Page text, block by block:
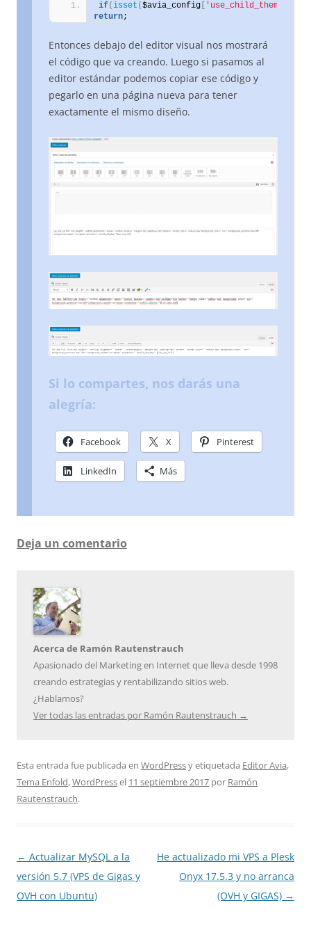
if(isset ($avia_config
return;
Entonces debajo del editor visual nos mostrará
el código que va creando. Luego si pasamos al
editor estándar podemos copiar ese código y
pegarlo en una página nueva para tener
exactamente el mismo diseño.
Si lo compartes, nos darás una
alegría:
Facebook X Pinterest
LinkedIn Más
Deja un comentario
Acerca de Ramón Rautenstrauch
Apasionado del Marketing en Internet que lleva desde 1998
creando estrategias y rentabilizando sitios web.
¿Hablamos?
Ver todas las entradas por Ramón Rautenstrauch →
Esta entrada fue publicada en WordPressy etiquetada Editor Avia,
Tema Enfold,WordPressel 11 septiembre 2017 por Ramón
Rautenstrauch.
Navegación
de
entradas
← Actualizar MySQL a la
versión 5.7 (VPS de Gigas y
OVH con Ubuntu)
He actualizado mi VPS a Plesk
Onyx 17.5.3 y no arranca
(OVH y GIGAS) →